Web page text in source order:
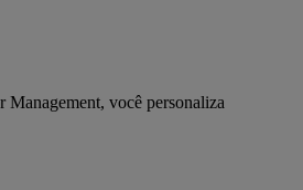
você personaliza